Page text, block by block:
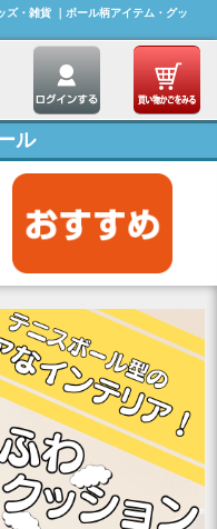
・雑貨 ｜ボール柄アイテム・グッ
ル